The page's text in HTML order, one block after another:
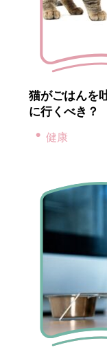
猫がごはんを
に行くべき？
健康